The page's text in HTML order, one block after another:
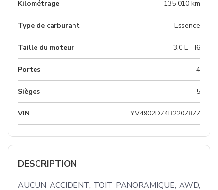
Kilométrage 135 010 km
Type de carburant Essence
Taille du moteur 3.0 L - I6
Portes 4
Sièges 5
VIN YV4902DZ4B2207877
DESCRIPTION
AUCUN ACCIDENT, TOIT PANORAMIQUE, AWD,